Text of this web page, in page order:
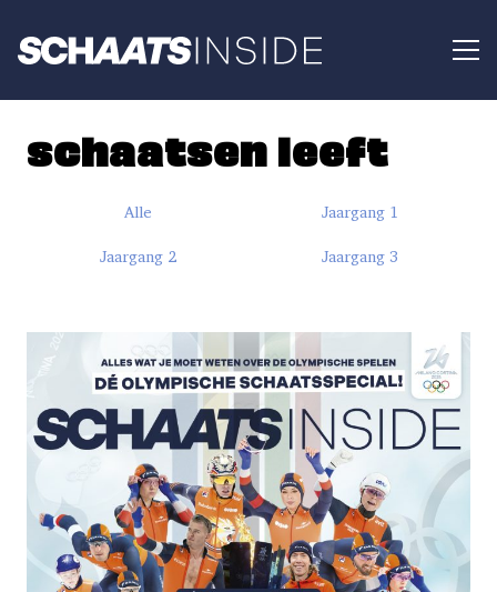
schaatsen leeft
Alle Jaargang 1
Jaargang 2 Jaargang 3